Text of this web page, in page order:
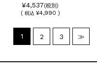
¥4,537(税別)
( 税込 ¥4,990 )
1 2 3 ≫